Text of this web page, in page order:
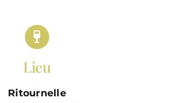
Lieu
Ritournelle